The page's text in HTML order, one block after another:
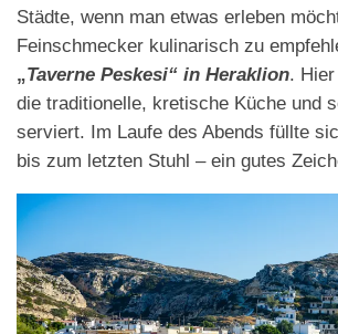
Städte, wenn man etwas erleben
Feinschmecker kulinarisch zu
„Taverne Peskesi“ in Heraklion.
die traditionelle, kretische Küche und
serviert. Im Laufe des Abends füllte
bis zum letzten Stuhl – ein gutes